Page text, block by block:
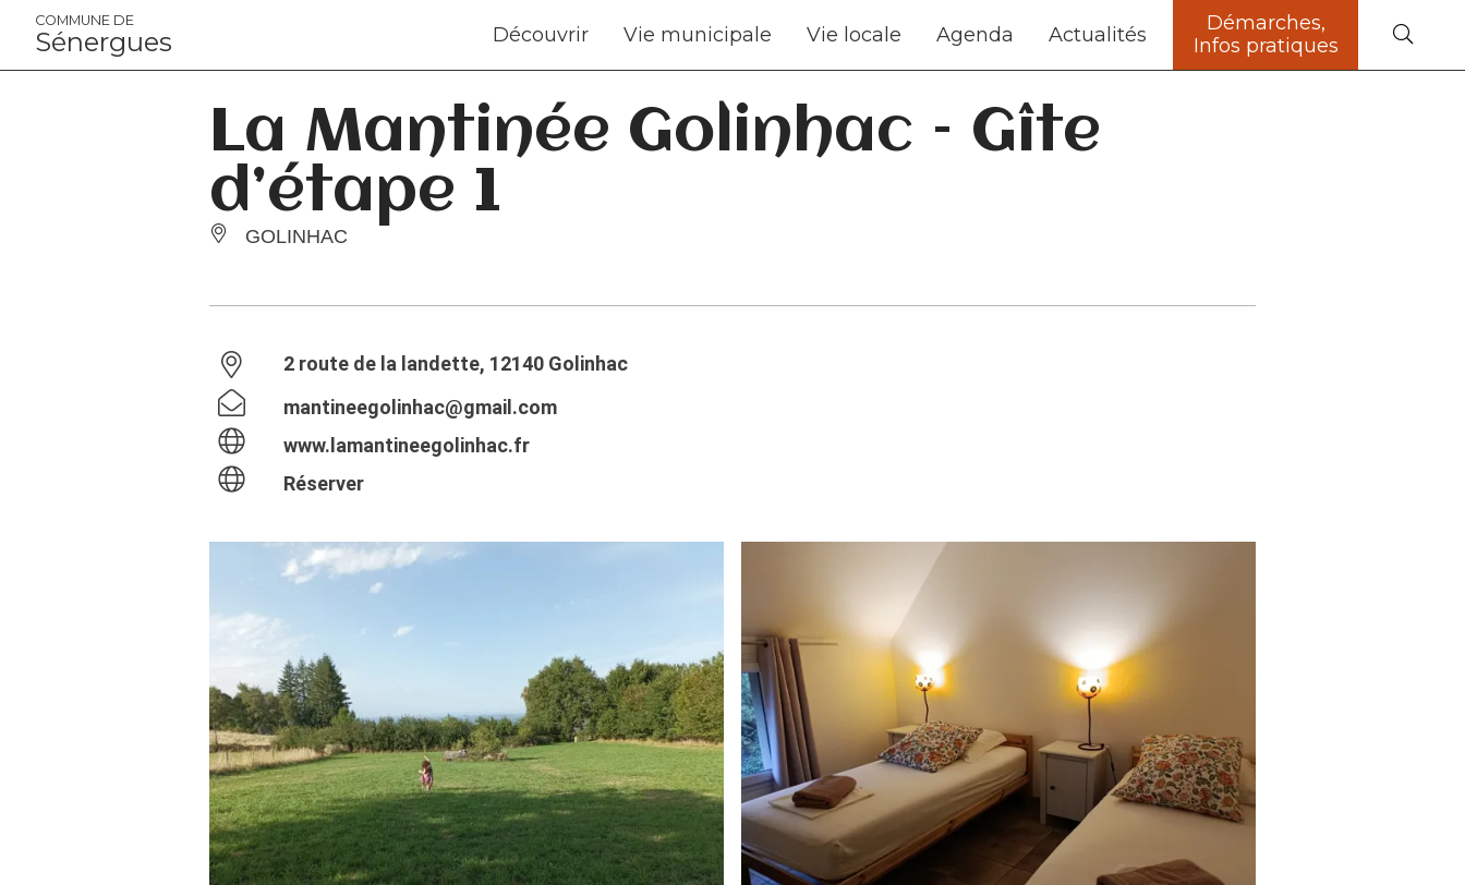
Panneau de gestion des cookies
COMMUNE DE
Sénergues Découvrir Vie municipale Vie locale Agenda Actualités
Démarches,
Infos pratiques
La Mantinée Golinhac – Gîte
d’étape 1
GOLINHAC
2 route de la landette, 12140 Golinhac
mantineegolinhac@gmail.com
www.lamantineegolinhac.fr
Réserver